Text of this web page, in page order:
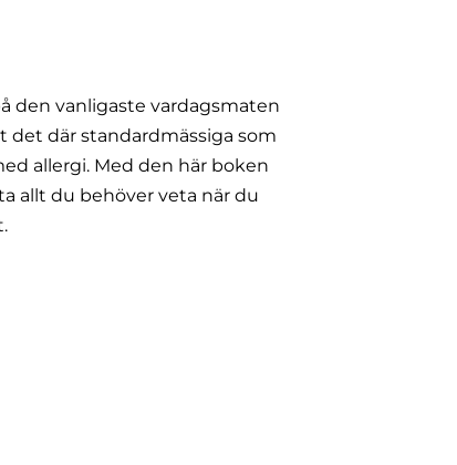
den vanligaste vardagsmaten
det där standardmässiga som
allergi. Med den här boken
allt du behöver veta när du